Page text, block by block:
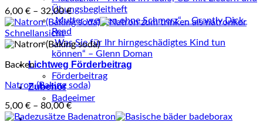
Übungsbegleitheft
„Mutter werden ohne Schmerz“ – Grantly Dick-
Read
„Was Sie für Ihr hirngeschädigtes Kind tun
können“ – Glenn Doman
Lichtweg Förderbeitrag
Förderbeitrag
Zubehör
Badeeimer
6,00 € – 32,00€
Schnellansicht
Backen
Natron (Baking soda)
5,00 € – 80,00 €